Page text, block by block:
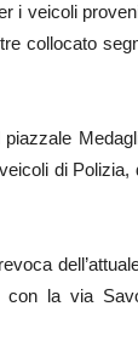
i veicoli
collocato
di Polizia,
con la via